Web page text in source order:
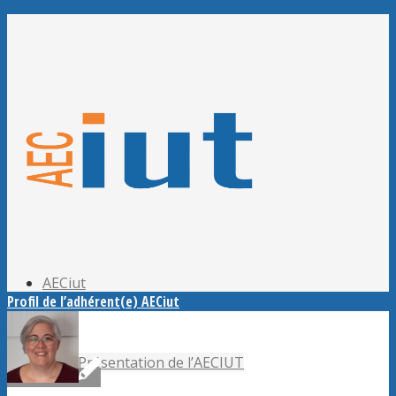
AECiut
Présentation de l’AECIUT
Profil de l’adhérent(e) AECiut